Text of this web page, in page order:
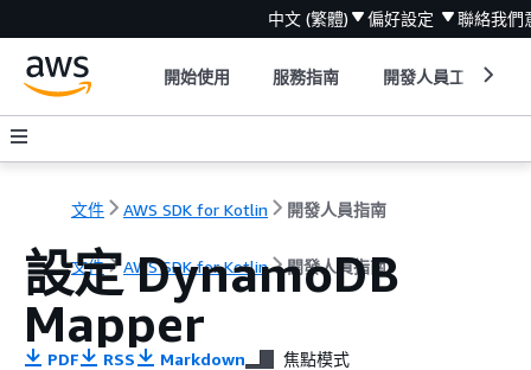
中文 (繁體) 偏好設定 聯絡我們
開始使用 服務指南 開發人員工具
文件 AWS SDK for Kotlin 開發人員指南
文件 AWS SDK for Kotlin 開發人員指南
設定 DynamoDB
Mapper
PDF RSS Markdown 焦點模式